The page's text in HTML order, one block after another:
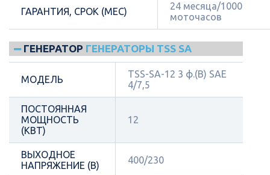
ГАРАНТИЯ, СРОК (МЕС)
24 месяца/1000
моточасов
ГЕНЕРАТОР ГЕНЕРАТОРЫ TSS SA
МОДЕЛЬ
TSS-SA-12 3 ф.(B) SAE
4/7,5
ПОСТОЯННАЯ
МОЩНОСТЬ
(КВТ)
12
ВЫХОДНОЕ
НАПРЯЖЕНИЕ (В)
400/230